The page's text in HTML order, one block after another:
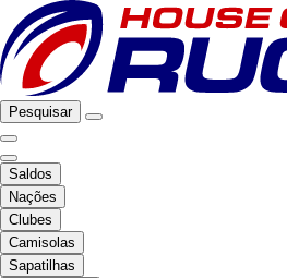
Pesquisar
Saldos
Nações
Clubes
Camisolas
Sapatilhas